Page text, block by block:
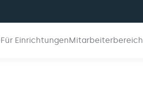
Für EinrichtungenMitarbeiterbereich